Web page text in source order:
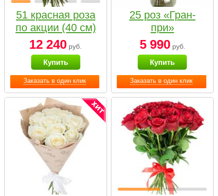
Заказать в один клик
51 красная роза
по акции (40 см)
12 240 руб.
Купить
Заказать в один клик
25 роз «Гран-
при»
5 990руб.
Купить